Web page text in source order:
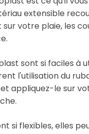
extensible
votre plaie, les
sont si faciles à
l'utilisation du
appliquez-le sur
si flexibles, elles